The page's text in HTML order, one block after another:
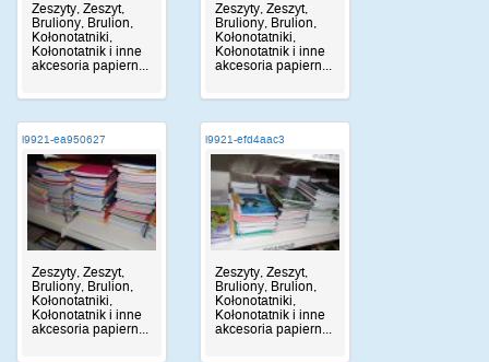
Zeszyty, Zeszyt,
Bruliony, Brulion,
Kołonotatniki,
Kołonotatnik i inne
akcesoria papiern...
Zeszyty, Zeszyt,
Bruliony, Brulion,
Kołonotatniki,
Kołonotatnik i inne
akcesoria papiern...
i9921-ea950627
Zeszyty, Zeszyt,
Bruliony, Brulion,
Kołonotatniki,
Kołonotatnik i inne
akcesoria papiern...
i9921-efd4aac3
Zeszyty, Zeszyt,
Bruliony, Brulion,
Kołonotatniki,
Kołonotatnik i inne
akcesoria papiern...